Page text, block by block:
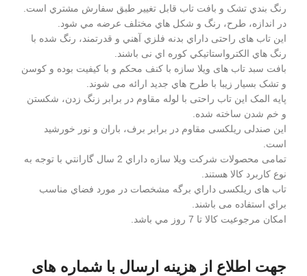
رنگ بندي تشک و بافت تاب قابل تغيير طبق سفارش مشتري است.
در اندازه، طرح، رنگ و شکل هاي مختلف عرضه مي شود.
این تاب های راحتی داراي بدنه فلزي آهني و قدرتمند، رنگ شده با
رنگ هاي الکترواستاتيکي کوره اي نی باشند.
بافت سبد تاب های ویلا سازه با کنف محکم و با کيفيت بوده و کوسن
و تشک بسيار زيبا با طرح هاي جديد ارائه می شوند.
پايه المک این تاب راحتی با لوله مقاوم در برابر زنگ زدن، شکستن
و خم شدن ساخته شده.
این صندلی ریلکسی مقاوم در برابر برف، باران و نور خورشيد
است.
تمامی محصولات شرکت ویلا سازه داراي 2 سال گارانتي با توجه به
نوع کاربرد کالا هستند.
تاب های ریلکسی داراي برگه مشخصات در مورد فضاي مناسب
براي استفاده می باشند.
امکان مرجوعيت کالا تا 7 روز مي باشد.
جهت اطلاع از هزینه ارسال با شماره های